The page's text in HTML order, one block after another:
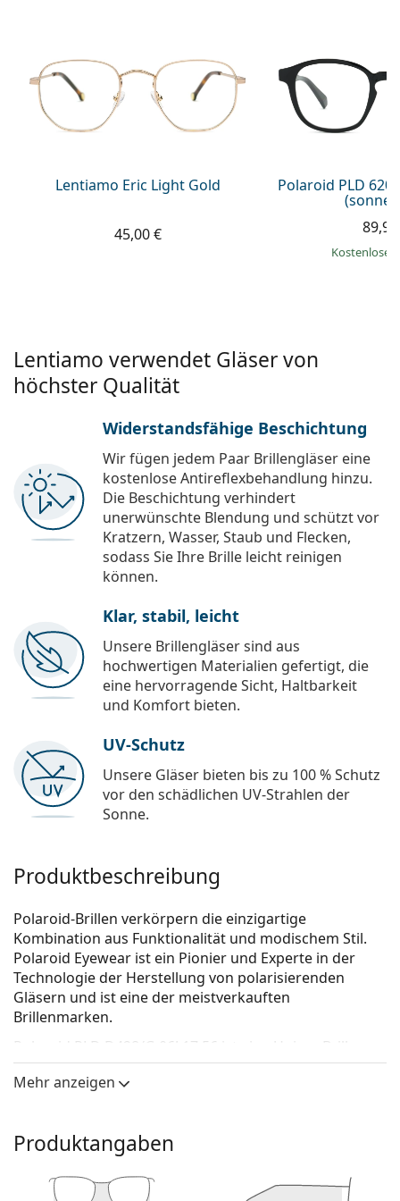
Prada
Alle Marken
Lentiamo Eric Light Gold
45,00 €
Polaroid PLD
Kostenloser
Lentiamo verwendet Gläser von
höchster Qualität
Widerstandsfähige Beschichtung
Wir fügen jedem Paar Brillengläser eine
kostenlose Antireflexbehandlung hinzu.
Die Beschichtung verhindert
unerwünschte Blendung und schützt vor
Kratzern, Wasser, Staub und Flecken,
sodass Sie Ihre Brille leicht reinigen
können.
Klar, stabil, leicht
Unsere Brillengläser sind aus
hochwertigen Materialien gefertigt, die
eine hervorragende Sicht, Haltbarkeit
und Komfort bieten.
UV-Schutz
Unsere Gläser bieten bis zu 100 % Schutz
vor den schädlichen UV-Strahlen der
Sonne.
Produktbeschreibung
Polaroid-Brillen verkörpern die einzigartige
Kombination aus Funktionalität und modischem Stil.
Polaroid Eyewear ist ein Pionier und Experte in der
Technologie der Herstellung von polarisierenden
Gläsern und ist eine der meistverkauften
Brillenmarken.
Polaroid PLD D428/G 06J 17 56 ist eine Unisex Brille.
Schauen Sie sich mit der virtuellen Anprobefunktion
von Lentiamo an, wie Sie in dieser Brille aussehen.
Die goldene Farbe der Brillenfassung passt perfekt
zu warmen Hauttönen und dunkelbraunem Haar.
Eine Quadratische Rahmenform ist eine ideale Wahl
Mehr anzeigen
Produktangaben